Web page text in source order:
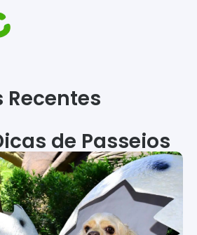
Recentes
de Passeios